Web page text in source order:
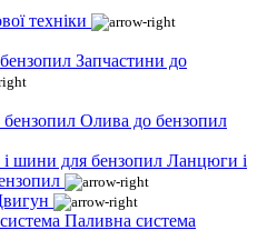
техніки
Запчастини до
Олива до бензопил
Ланцюги і
Паливна система